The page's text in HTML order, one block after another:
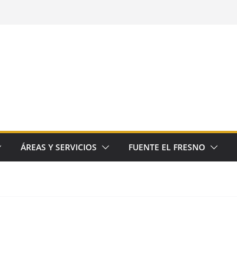
ÁREAS Y SERVICIOS FUENTE EL FRESNO